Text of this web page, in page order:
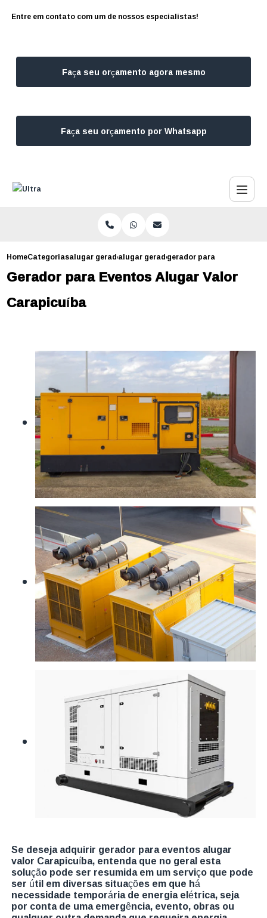
Entre em contato com um de nossos especialistas!
Faça seu orçamento agora mesmo
Faça seu orçamento por Whatsapp
HomeCategoriasalugar geradoresalugar gerador para casamento
gerador para eventos
Gerador para Eventos Alugar Valor
Carapicuíba
Se deseja adquirir gerador para eventos alugar
valor Carapicuíba, entenda que no geral esta
solução pode ser resumida em um serviço que pode
ser útil em diversas situações em que há
necessidade temporária de energia elétrica, seja
por conta de uma emergência, evento, obras ou